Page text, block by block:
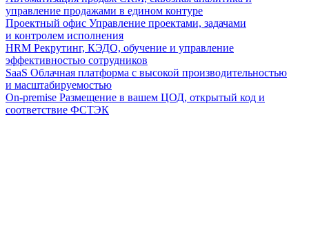
управление продажами в едином контуре
Проектный офис Управление проектами, задачами
и контролем исполнения
HRM Рекрутинг, КЭДО, обучение и управление
эффективностью сотрудников
SaaS Облачная платформа с высокой производительностью
и масштабируемостью
On-premise Размещение в вашем ЦОД, открытый код и
соответствие ФСТЭК